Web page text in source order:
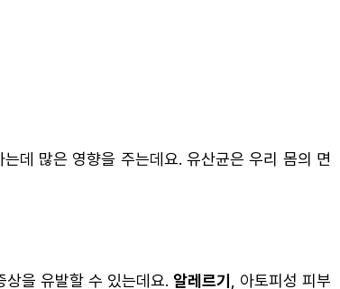
데 많은 영향을 주는데요. 유산균은 우리 몸의 면
을 유발할 수 있는데요. 알레르기 , 아토피성 피부